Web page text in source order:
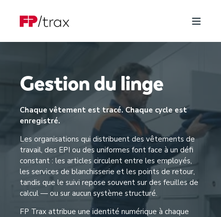
Gestion du linge
Chaque vêtement est tracé. Chaque cycle est
enregistré.
Les organisations qui distribuent des vêtements de
travail, des EPI ou des uniformes font face à un défi
constant : les articles circulent entre les employés,
les services de blanchisserie et les points de retour,
tandis que le suivi repose souvent sur des feuilles de
calcul — ou sur aucun système structuré.
FP Trax attribue une identité numérique à chaque